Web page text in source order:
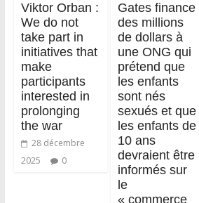
Viktor Orban :
We do not
take part in
initiatives that
make
participants
interested in
prolonging
the war
28 décembre
2025
0
Gates finance
des millions
de dollars à
une ONG qui
prétend que
les enfants
sont nés
sexués et que
les enfants de
10 ans
devraient être
informés sur
le
« commerce